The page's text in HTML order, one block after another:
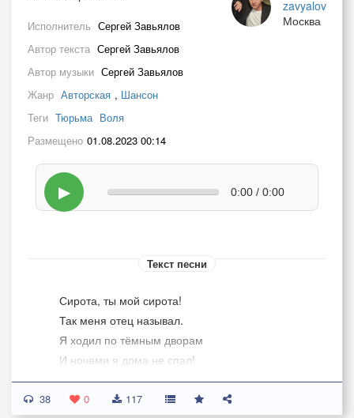
zavyalov
Москва
Исполнитель Сергей Завьялов
Автор текста Сергей Завьялов
Автор музыки Сергей Завьялов
Жанр Авторская , Шансон
Теги Тюрьма Воля
Размещено 01.08.2023 00:14
▶ 0:00 / 0:00
Текст песни
Сирота, ты мой сирота!
Так меня отец называл.
Я ходил по тёмным дворам
И ночами я дома не спал!
Отчий двор меня воспитал,
38 0 117